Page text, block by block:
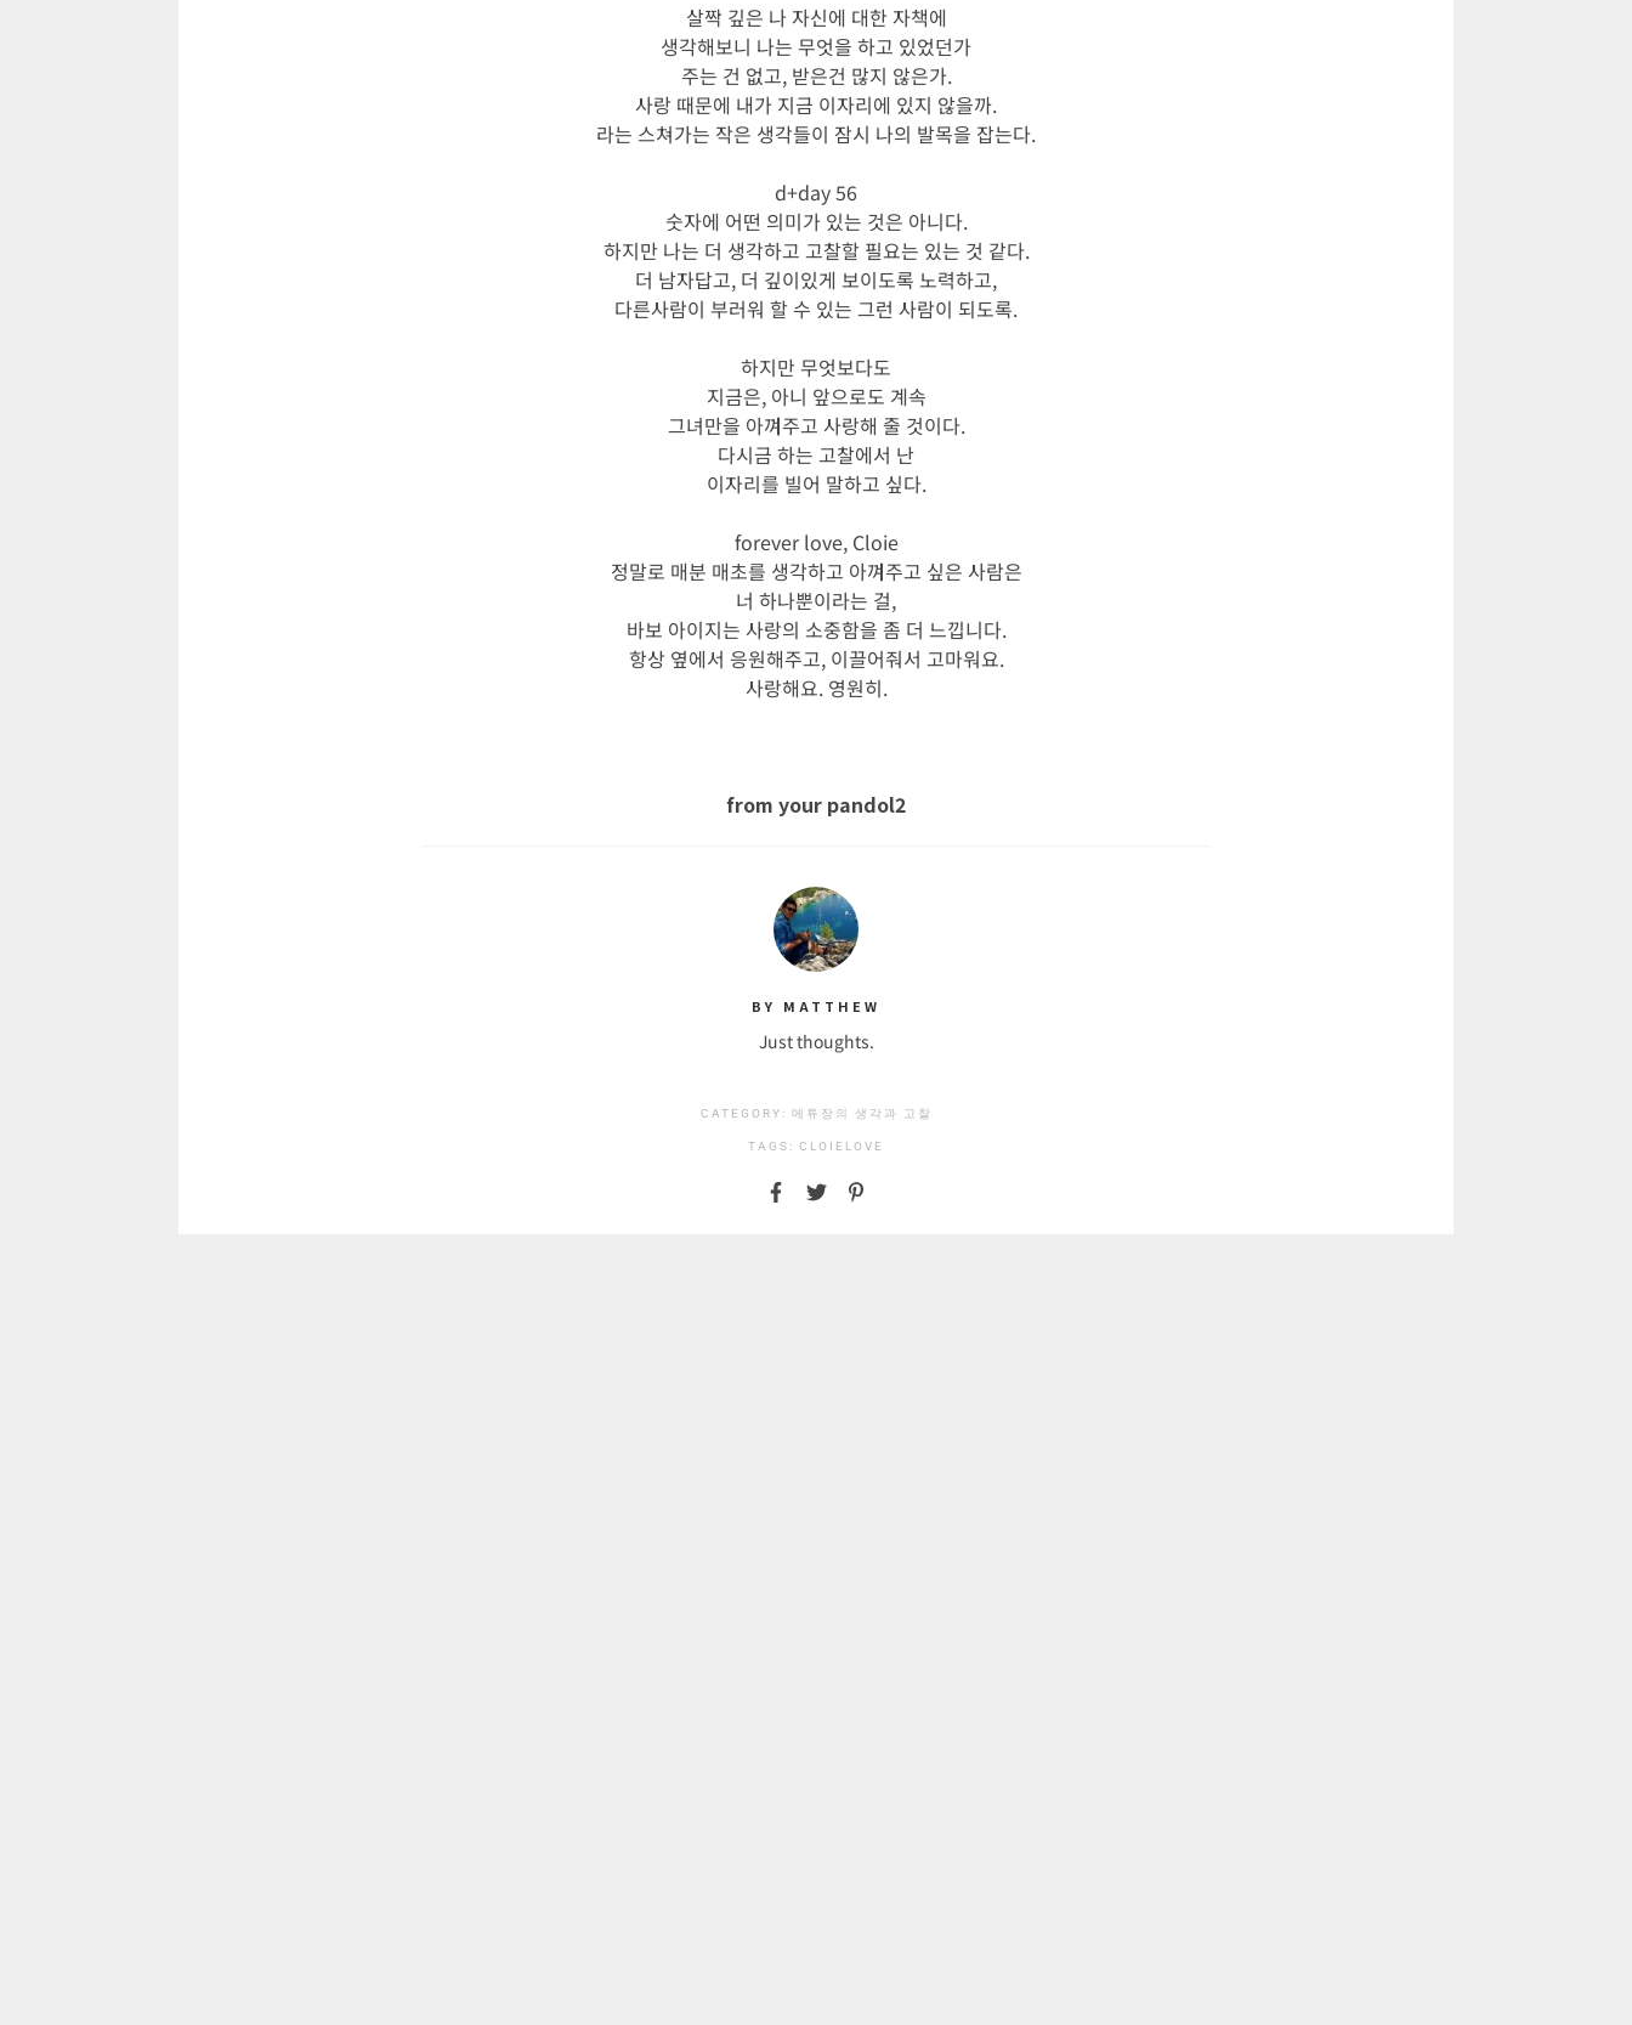
살짝 깊은 나 자신에 대한 자책에
생각해보니 나는 무엇을 하고 있었던가
주는 건 없고, 받은건 많지 않은가.
사랑 때문에 내가 지금 이자리에 있지 않을까.
라는 스쳐가는 작은 생각들이 잠시 나의 발목을 잡는다.
d+day 56
숫자에 어떤 의미가 있는 것은 아니다.
하지만 나는 더 생각하고 고찰할 필요는 있는 것 같다.
더 남자답고, 더 깊이있게 보이도록 노력하고,
다른사람이 부러워 할 수 있는 그런 사람이 되도록.
하지만 무엇보다도
지금은, 아니 앞으로도 계속
그녀만을 아껴주고 사랑해 줄 것이다.
다시금 하는 고찰에서 난
이자리를 빌어 말하고 싶다.
forever love, Cloie
정말로 매분 매초를 생각하고 아껴주고 싶은 사람은
너 하나뿐이라는 걸,
바보 아이지는 사랑의 소중함을 좀 더 느낍니다.
항상 옆에서 응원해주고, 이끌어줘서 고마워요.
사랑해요. 영원히.
from your pandol2
BY MATTHEW
Just thoughts.
CATEGORY: 메튜장의 생각과 고찰
TAGS: CLOIE LOVE